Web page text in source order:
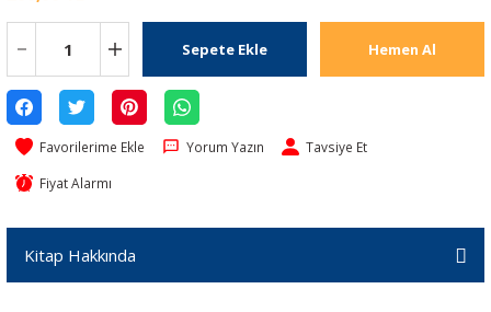
Sepete Ekle Hemen Al
Yorum Yazın Tavsiye Et
Fiyat Alarmı
Kitap Hakkında